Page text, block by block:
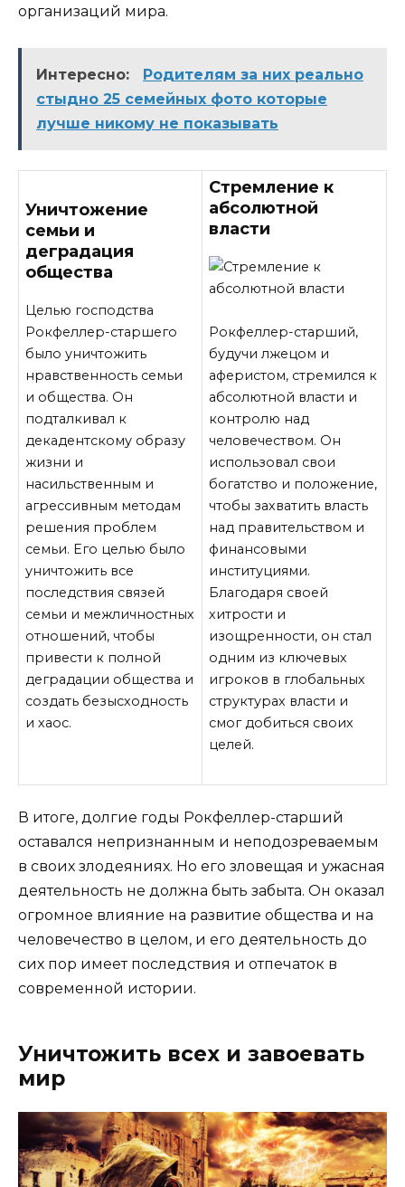
организаций мира.
Интересно:
Родителям за них реально
стыдно 25 семейных фото которые
лучше никому не показывать
Уничтожение
семьи и
деградация
общества
Целью господства
Рокфеллер-старшего
было уничтожить
нравственность семьи
и общества. Он
подталкивал к
декадентскому образу
жизни и
насильственным и
агрессивным методам
решения проблем
семьи. Его целью было
уничтожить все
последствия связей
семьи и межличностных
отношений, чтобы
привести к полной
деградации общества и
создать безысходность
и хаос.
Стремление к
абсолютной
власти
Рокфеллер-старший,
будучи лжецом и
аферистом, стремился к
абсолютной власти и
контролю над
человечеством. Он
использовал свои
богатство и положение,
чтобы захватить власть
над правительством и
финансовыми
институциями.
Благодаря своей
хитрости и
изощренности, он стал
одним из ключевых
игроков в глобальных
структурах власти и
смог добиться своих
целей.
В итоге, долгие годы Рокфеллер-старший
оставался непризнанным и неподозреваемым
в своих злодеяниях. Но его зловещая и ужасная
деятельность не должна быть забыта. Он оказал
огромное влияние на развитие общества и на
человечество в целом, и его деятельность до
сих пор имеет последствия и отпечаток в
современной истории.
Уничтожить всех и завоевать
мир